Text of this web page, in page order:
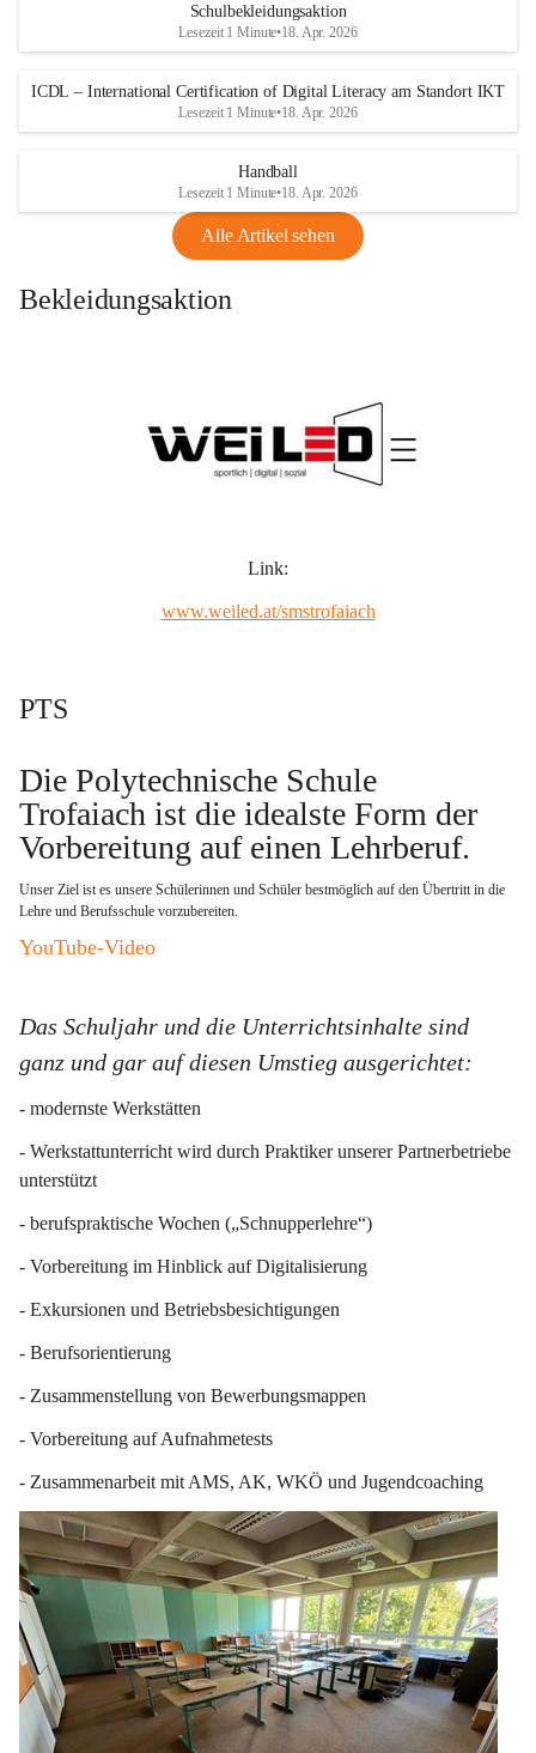
Schulbekleidungsaktion
Lesezeit 1 Minute•18. Apr. 2026
ICDL – International Certification of Digital Literacy am Standort IKT
Lesezeit 1 Minute•18. Apr. 2026
Handball
Lesezeit 1 Minute•18. Apr. 2026
Alle Artikel sehen
Bekleidungsaktion
Link:
www.weiled.at/smstrofaiach
PTS
Die Polytechnische Schule
Trofaiach ist die idealste Form der
Vorbereitung auf einen Lehrberuf.
Unser Ziel ist es unsere Schülerinnen und Schüler bestmöglich auf den Übertritt in die
Lehre und Berufsschule vorzubereiten.
YouTube-Video
Das Schuljahr und die Unterrichtsinhalte sind
ganz und gar auf diesen Umstieg ausgerichtet:
- modernste Werkstätten
- Werkstattunterricht wird durch Praktiker unserer Partnerbetriebe
unterstützt
- berufspraktische Wochen („Schnupperlehre“)
- Vorbereitung im Hinblick auf Digitalisierung
- Exkursionen und Betriebsbesichtigungen
- Berufsorientierung
- Zusammenstellung von Bewerbungsmappen
- Vorbereitung auf Aufnahmetests
- Zusammenarbeit mit AMS, AK, WKÖ und Jugendcoaching